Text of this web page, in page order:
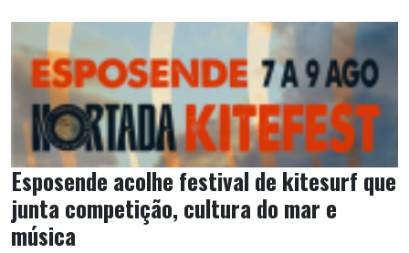
Esposende acolhe festival de kitesurf que
junta competição, cultura do mar e
música